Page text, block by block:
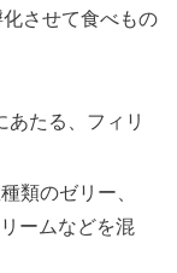
させて食べもの
あたる、フィリ
類のゼリー、
ームなどを混